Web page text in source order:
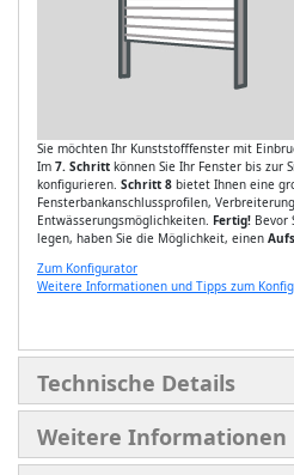
Sie möchten Ihr Kunststofffenster mit
Im 7. Schritt können Sie Ihr Fenster bis zur
konfigurieren. Schritt 8 bietet Ihnen eine
Fensterbankanschlussprofilen,
Entwässerungsmöglichkeiten. Fertig! Bevor
legen, haben Sie die Möglichkeit, einen
Zum Konfigurator
Weitere Informationen und Tipps zum
Technische Details
Weitere Informationen